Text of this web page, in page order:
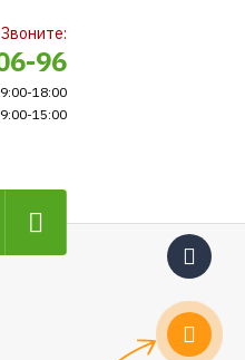
96
9:00-18:00
9:00-15:00